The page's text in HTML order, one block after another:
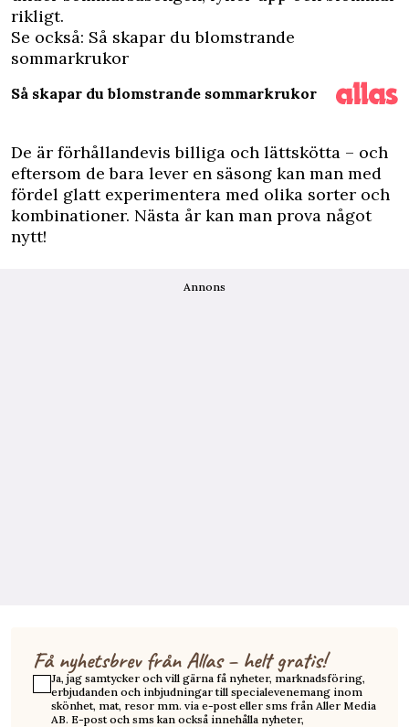
rikligt.
Se också: Så skapar du blomstrande
sommarkrukor
Så skapar du blomstrande sommarkrukor
De är förhållandevis billiga och lättskötta – och
eftersom de bara lever en säsong kan man med
fördel glatt experimentera med olika sorter och
kombinationer. Nästa år kan man prova något
nytt!
Annons
Få nyhetsbrev från Allas – helt gratis!
Ja, jag samtycker och vill gärna få nyheter, marknadsföring,
erbjudanden och inbjudningar till specialevenemang inom
skönhet, mat, resor mm. via e-post eller sms från Aller Media
AB. E-post och sms kan också innehålla nyheter,